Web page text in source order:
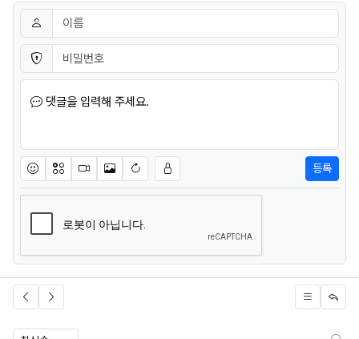
댓글쓰기
이름 필수
비밀번호 필수
댓글을 입력해 주세요.
이모티콘아이콘동영상이미지새댓글 작성
등록